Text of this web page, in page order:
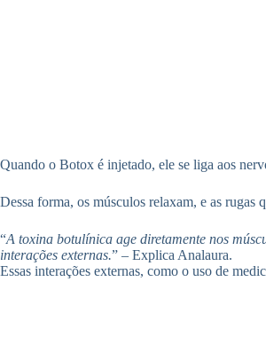
Quando o Botox é injetado, ele se liga aos
Dessa forma, os músculos relaxam, e as rugas
“A toxina botulínica age diretamente nos
interações externas.” – Explica Analaura.
Essas interações externas, como o uso de